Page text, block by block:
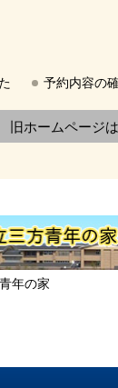
予約内容の
旧ホームページ
年の家